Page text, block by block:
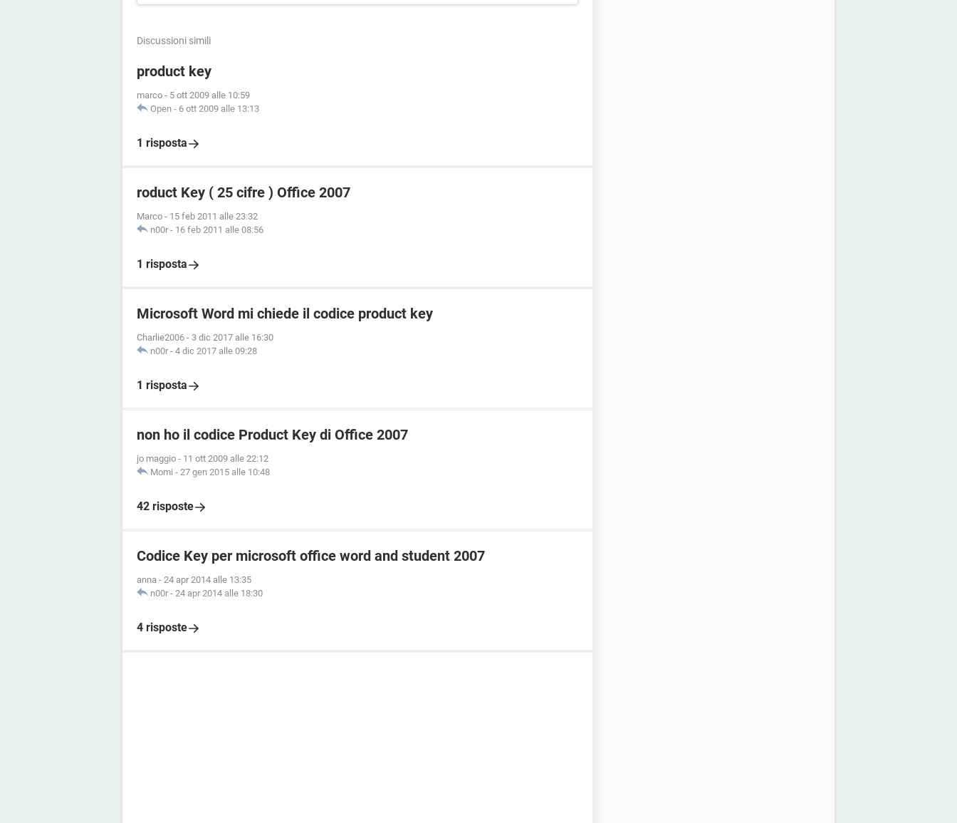
Discussioni simili
product key
marco - 5 ott 2009 alle 10:59
Open - 6 ott 2009 alle 13:13
1 risposta
roduct Key ( 25 cifre ) Office 2007
Marco - 15 feb 2011 alle 23:32
n00r - 16 feb 2011 alle 08:56
1 risposta
Microsoft Word mi chiede il codice product key
Charlie2006 - 3 dic 2017 alle 16:30
n00r - 4 dic 2017 alle 09:28
1 risposta
non ho il codice Product Key di Office 2007
jo maggio - 11 ott 2009 alle 22:12
Momi - 27 gen 2015 alle 10:48
42 risposte
Codice Key per microsoft office word and student 2007
anna - 24 apr 2014 alle 13:35
n00r - 24 apr 2014 alle 18:30
4 risposte